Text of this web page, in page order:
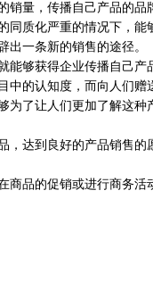
量，传播自己产品的品
同质化严重的情况下，能
一条新的销售的途径。
能够获得企业传播自己产
中的认知度，而向人们赠
为了让人们更加了解这种
，达到良好的产品销售的
商品的促销或进行商务活